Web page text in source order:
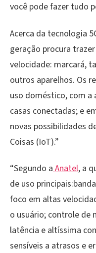
você pode fazer tudo
Acerca da tecnologia
geração procura
velocidade: marcará,
outros aparelhos. Os
uso doméstico, com
casas conectadas; e
novas possibilidades
Coisas (IoT).”
“Segundo a Anatel, a
de uso
foco em altas
o usuário; controle de
latência e altíssima
sensíveis a atrasos e